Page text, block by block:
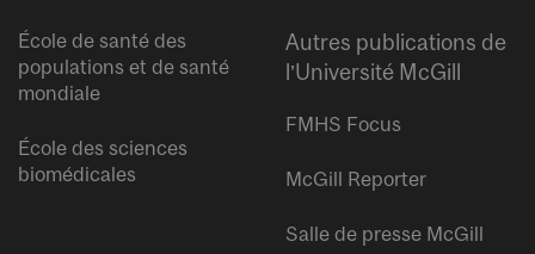
École de santé des
populations et de santé
mondiale
École des sciences
biomédicales
Autres publications de
l’Université McGill
FMHS Focus
McGill Reporter
Salle de presse McGill